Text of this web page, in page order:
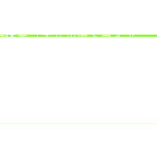
休業（大井川港トライア